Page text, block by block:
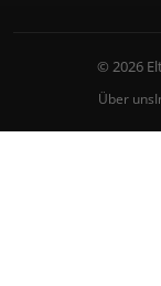
© 2026
Über uns